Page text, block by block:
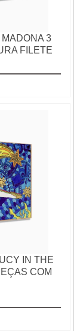
3
FILETE
IN THE
COM